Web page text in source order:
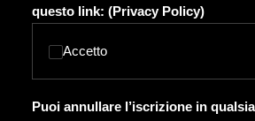
questo link: (Privacy Policy)
Accetto
Puoi annullare l’iscrizione in